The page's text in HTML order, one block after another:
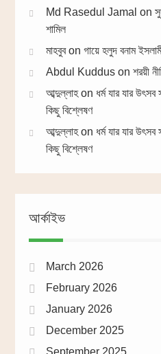
Md Rasedul Jamal on
শামিল
মাহবুবon গায়ে হলুদ বনাম
Abdul Kudduson শরয়ী
আব্দুল্লাহon ধর্ম যার যার
কিছু বিশ্লেষণ
আব্দুল্লাহon ধর্ম যার যার
কিছু বিশ্লেষণ
আর্কাইভ
March 2026
February 2026
January 2026
December 2025
September 2025